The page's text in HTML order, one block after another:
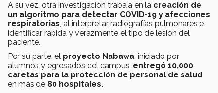
A su vez, otra investigación trabaja en la creación de
un algoritmo para detectar COVID-19 y afecciones
respiratorias, al interpretar radiografías pulmonares e
identificar rápida y verazmente el tipo de lesión del
paciente.
Por su parte, el proyecto Nabawa, iniciado por
alumnos y egresados del campus, entregó 10,000
caretas para la protección de personal de salud
en más de 80 hospitales.